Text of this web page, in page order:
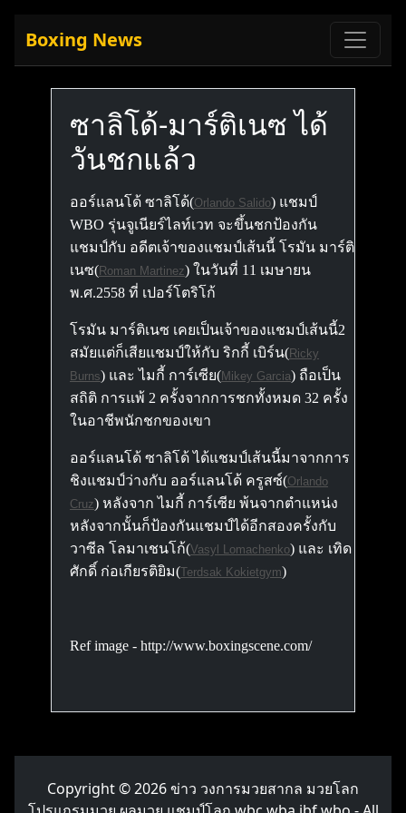
Boxing News
ซาลิโด้-มาร์ติเนซ ได้
วันชกแล้ว
ออร์แลนโด้ ซาลิโด้(Orlando Salido) แชมป์
WBO รุ่นจูเนียร์ไลท์เวท จะขึ้นชกป้องกัน
แชมป์กับ อดีตเจ้าของแชมป์เส้นนี้ โรมัน มาร์ติ
เนซ(Roman Martinez) ในวันที่ 11 เมษายน
พ.ศ.2558 ที่ เปอร์โตริโก้
โรมัน มาร์ติเนซ เคยเป็นเจ้าของแชมป์เส้นนี้2
สมัยแต่ก็เสียแชมป์ให้กับ ริกกี้ เบิร์น(Ricky
Burns) และ ไมกี้ การ์เซีย(Mikey Garcia) ถือเป็น
สถิติ การแพ้ 2 ครั้งจากการชกทั้งหมด 32 ครั้ง
ในอาชีพนักชกของเขา
ออร์แลนโด้ ซาลิโด้ ได้แชมป์เส้นนี้มาจากการ
ชิงแชมป์ว่างกับ ออร์แลนโด้ ครูสซ์(Orlando
Cruz) หลังจาก ไมกี้ การ์เซีย พ้นจากตำแหน่ง
หลังจากนั้นก็ป้องกันแชมป์ได้อีกสองครั้งกับ
วาซีล โลมาเชนโก้(Vasyl Lomachenko) และ เทิด
ศักดิ์ ก่อเกียรติยิม(Terdsak Kokietgym)
Ref image - http://www.boxingscene.com/
Copyright © 2026ข่าว วงการมวยสากล มวยโลก